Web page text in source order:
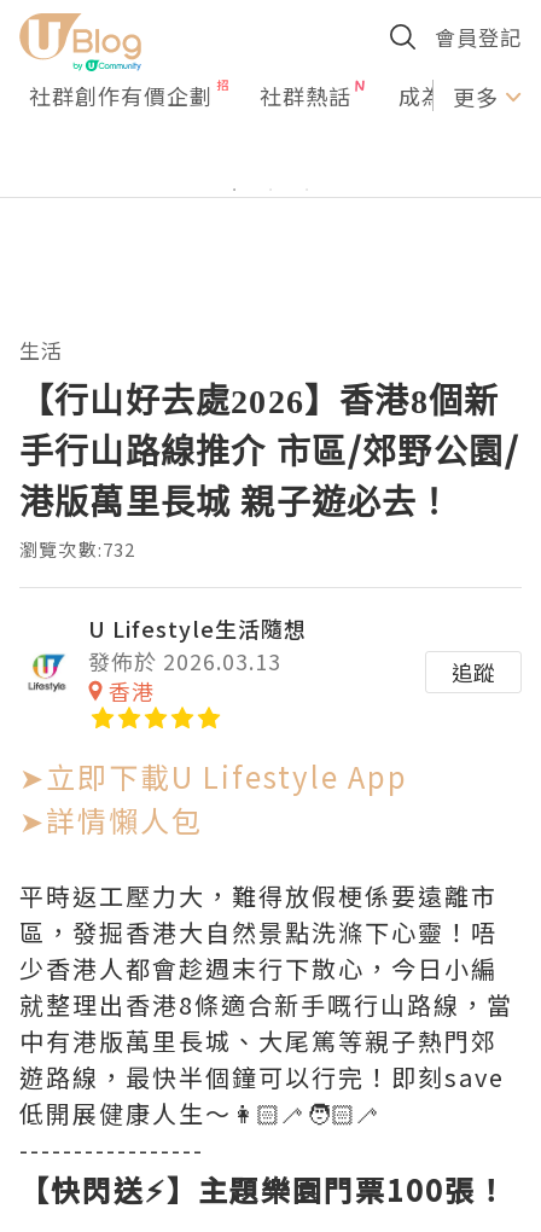
會員登記
社群創作有價企劃 社群熱話 成為U更多
生活
【行山好去處2026】香港8個新
手行山路線推介 市區/郊野公園/
港版萬里長城 親子遊必去！
瀏覽次數:732
U Lifestyle生活隨想
發佈於 2026.03.13
香港
追蹤
➤立即下載U Lifestyle App
➤詳情懶人包
平時返工壓力大，難得放假梗係要遠離市
區，發掘香港大自然景點洗滌下心靈！唔
少香港人都會趁週末行下散心，今日小編
就整理出香港8條適合新手嘅行山路線，當
中有港版萬里長城、大尾篤等親子熱門郊
遊路線，最快半個鐘可以行完！即刻save
低開展健康人生～👩🏻‍🦯🧑🏻‍🦯
-----------------
【快閃送⚡】主題樂園門票100張！